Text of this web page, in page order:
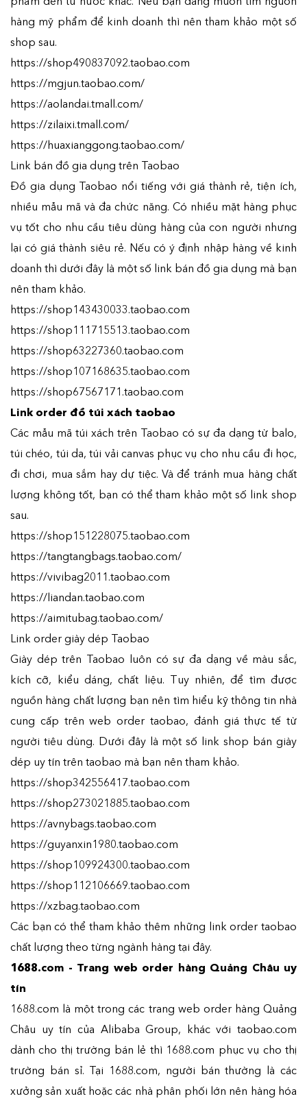
hàng mỹ phẩm để kinh doanh thì nên tham khảo một số
shop sau.
https://shop490837092.taobao.com
https://mgjun.taobao.com/
https://aolandai.tmall.com/
https://zilaixi.tmall.com/
https://huaxianggong.taobao.com/
Link bán đồ gia dụng trên Taobao
Đồ gia dụng Taobao nổi tiếng với giá thành rẻ, tiện ích,
nhiều mẫu mã và đa chức năng. Có nhiều mặt hàng phục
vụ tốt cho nhu cầu tiêu dùng hàng của con người nhưng
lại có giá thành siêu rẻ. Nếu có ý định nhập hàng về kinh
doanh thì dưới đây là một số link bán đồ gia dụng mà bạn
nên tham khảo.
https://shop143430033.taobao.com
https://shop111715513.taobao.com
https://shop63227360.taobao.com
https://shop107168635.taobao.com
https://shop67567171.taobao.com
Link order đồ túi xách taobao
Các mẫu mã túi xách trên Taobao có sự đa dạng từ balo,
túi chéo, túi da, túi vải canvas phục vụ cho nhu cầu đi học,
đi chơi, mua sắm hay dự tiệc. Và để tránh mua hàng chất
lượng không tốt, bạn có thể tham khảo một số link shop
sau.
https://shop151228075.taobao.com
https://tangtangbags.taobao.com/
https://vivibag2011.taobao.com
https://liandan.taobao.com
https://aimitubag.taobao.com/
Link order giày dép Taobao
Giày dép trên Taobao luôn có sự đa dạng về màu sắc,
kích cỡ, kiểu dáng, chất liệu. Tuy nhiên, để tìm được
nguồn hàng chất lượng bạn nên tìm hiểu kỹ thông tin nhà
cung cấp trên web order taobao, đánh giá thực tế từ
người tiêu dùng. Dưới đây là một số link shop bán giày
dép uy tín trên taobao mà bạn nên tham khảo.
https://shop342556417.taobao.com
https://shop273021885.taobao.com
https://avnybags.taobao.com
https://guyanxin1980.taobao.com
https://shop109924300.taobao.com
https://shop112106669.taobao.com
https://xzbag.taobao.com
Các bạn có thể tham khảo thêm những link order taobao
chất lượng theo từng ngành hàng tại đây.
1688.com - Trang web order hàng Quảng Châu uy
tín
1688.com là một trong các trang web order hàng Quảng
Châu uy tín của Alibaba Group, khác với taobao.com
dành cho thị trường bán lẻ thì 1688.com phục vụ cho thị
trường bán sỉ. Tại 1688.com, người bán thường là các
xưởng sản xuất hoặc các nhà phân phối lớn nên hàng hóa